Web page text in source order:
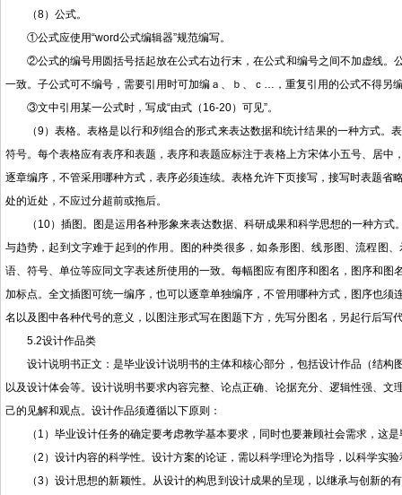
（8）公式。
①公式应使用“word公式编辑器”规范编写。
②公式的编号用圆括号括起放在公式右边行末，在公式和编号之间不加虚线
一致。子公式可不编号，需要引用时可加编ａ、ｂ、ｃ…，重复引用的公式不得另
③文中引用某一公式时，写成“由式（16-20）可见”。
（9）表格。表格是以行和列组合的形式来表达数据和统计结果的一种方式
符号。每个表格应有表序和表题，表序和表题应标注于表格上方宋体小五号、居
逐章编序，不管采用哪种方式，表序必须连续。表格允许下页接写，接写时表题
处的近处，不应过分超前或拖后。
（10）插图。图是运用各种形象来表达数据、科研成果和科学思想的一种方
与趋势，起到文字难于起到的作用。图的种类很多，如条形图、线形图、流程图
语、符号、单位等应同文字表述所使用的一致。每幅图应有图序和图名，图序和
加标点。全文插图可统一编序，也可以逐章单独编序，不管用哪种方式，图序也
名以及图中各种代号的意义，以图注形式写在图题下方，先写分图名，另起行后写
5.2设计作品类
设计说明书正文：是毕业设计说明书的主体和核心部分，包括设计作品（结
以及设计体会等。设计说明书要求内容完整、论点正确、论据充分、逻辑性强、
己的见解和观点。设计作品须遵循以下原则：
（1）毕业设计任务的确定要考虑教学基本要求，同时也要兼顾社会需求，这
（2）设计内容的科学性。设计方案的论证，需以科学理论为指导，以科学实
（3）设计思想的新颖性。从设计的构思到设计成果的呈现，以继承与创新